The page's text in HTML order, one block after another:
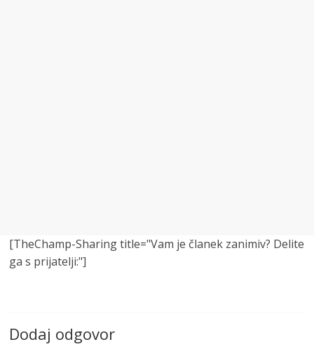
[TheChamp-Sharing title="Vam je članek zanimiv? Delite
ga s prijatelji:"]
Dodaj odgovor